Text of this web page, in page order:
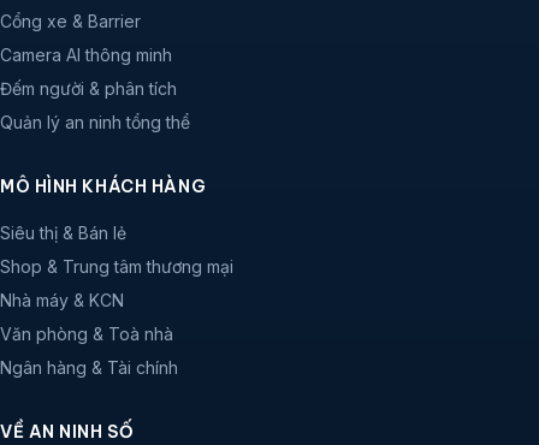
Cổng xe & Barrier
Camera AI thông minh
Đếm người & phân tích
Quản lý an ninh tổng thể
MÔ HÌNH KHÁCH HÀNG
Siêu thị & Bán lẻ
Shop & Trung tâm thương mại
Nhà máy & KCN
Văn phòng & Toà nhà
Ngân hàng & Tài chính
VỀ AN NINH SỐ